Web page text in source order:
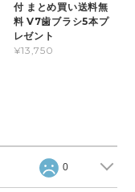
付 まとめ買い送料無
料 V7歯ブラシ5本プ
レゼント
¥13,750
0